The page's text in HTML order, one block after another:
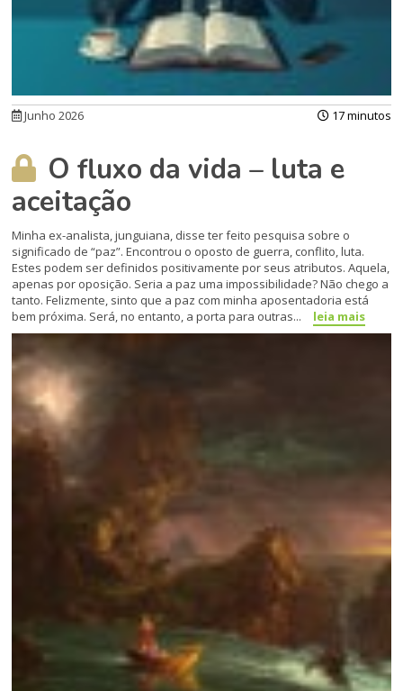
Junho 2026 17 minutos
O fluxo da vida – luta e
aceitação
Minha ex-analista, junguiana, disse ter feito pesquisa sobre o
significado de “paz”. Encontrou o oposto de guerra, conflito, luta.
Estes podem ser definidos positivamente por seus atributos. Aquela,
apenas por oposição. Seria a paz uma impossibilidade? Não chego a
tanto. Felizmente, sinto que a paz com minha aposentadoria está
bem próxima. Será, no entanto, a porta para outras...
leia mais